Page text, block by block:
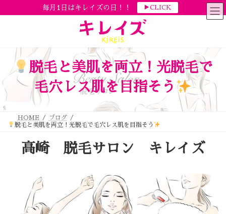
毎月1日はキレイズの日！！ ▶CLICK
脱毛と美肌を両立！光脱毛で
毛穴レス肌を目指そう
HOME
ブログ
脱毛と美肌を両立！光脱毛で毛穴レス肌を目指そう
高崎 脱毛サロン キレイズ